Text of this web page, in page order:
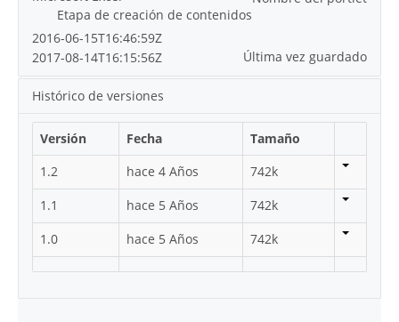
Etapa de creación de contenidos
2016-06-15T16:46:59Z
Última vez guardado
2017-08-14T16:15:56Z
Histórico de versiones
Versión Fecha
Tamaño
1.2
hace 4 Años
742k
1.1
hace 5 Años
742k
1.0
hace 5 Años 742k